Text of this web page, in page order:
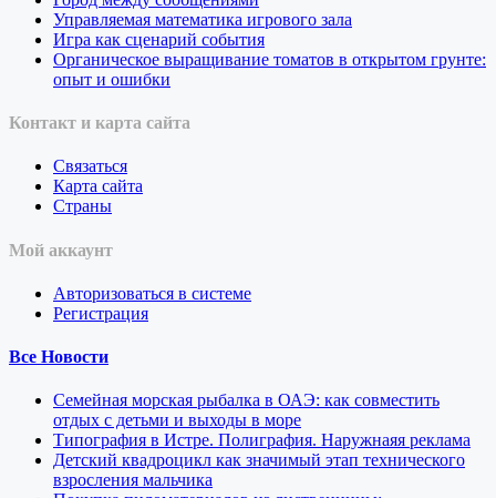
Управляемая математика игрового зала
Игра как сценарий события
Органическое выращивание томатов в открытом грунте:
опыт и ошибки
Контакт и карта сайта
Связаться
Карта сайта
Страны
Мой аккаунт
Авторизоваться в системе
Регистрация
Все Новости
Семейная морская рыбалка в ОАЭ: как совместить
отдых с детьми и выходы в море
Типография в Истре. Полиграфия. Наружнаяя реклама
Детский квадроцикл как значимый этап технического
взросления мальчика